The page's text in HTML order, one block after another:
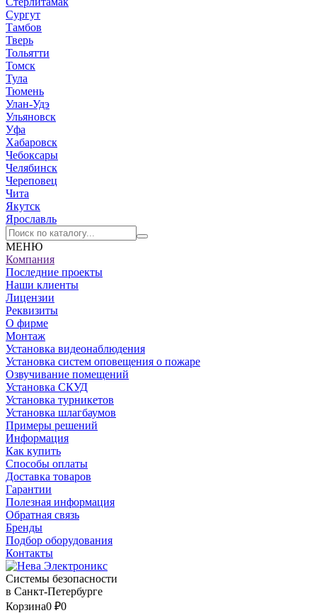
Сургут
Тамбов
Тверь
Тольятти
Томск
Тула
Тюмень
Улан-Удэ
Ульяновск
Уфа
Хабаровск
Чебоксары
Челябинск
Череповец
Чита
Якутск
Ярославль
МЕНЮ
Компания
Последние проекты
Наши клиенты
Лицензии
Реквизиты
О фирме
Монтаж
Установка видеонаблюдения
Установка систем оповещения о пожаре
Озвучивание помещений
Установка СКУД
Установка турникетов
Установка шлагбаумов
Примеры решений
Информация
Как купить
Способы оплаты
Доставка товаров
Гарантии
Полезная информация
Обратная связь
Бренды
Подбор оборудования
Контакты
Системы безопасности
в Санкт-Петербурге
Корзина0 ₽0